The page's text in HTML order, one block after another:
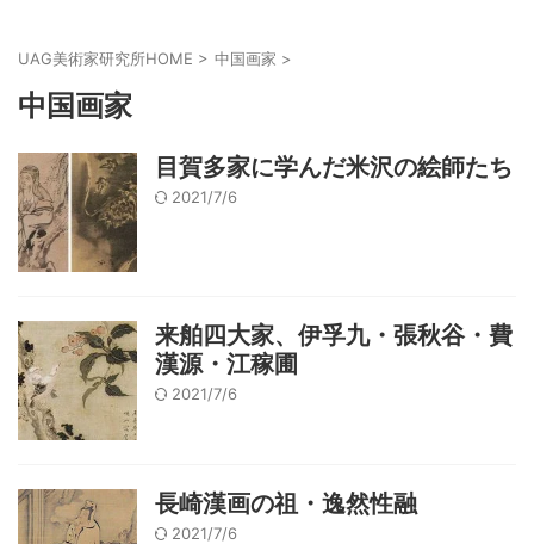
UAG美術家研究所HOME > 中国画家 >
中国画家
目賀多家に学んだ米沢の絵師たち
2021/7/6
来舶四大家、伊孚九・張秋谷・費
漢源・江稼圃
2021/7/6
長崎漢画の祖・逸然性融
2021/7/6